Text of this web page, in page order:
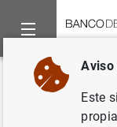
Inicio Noticias y
Volver
Aviso
Este